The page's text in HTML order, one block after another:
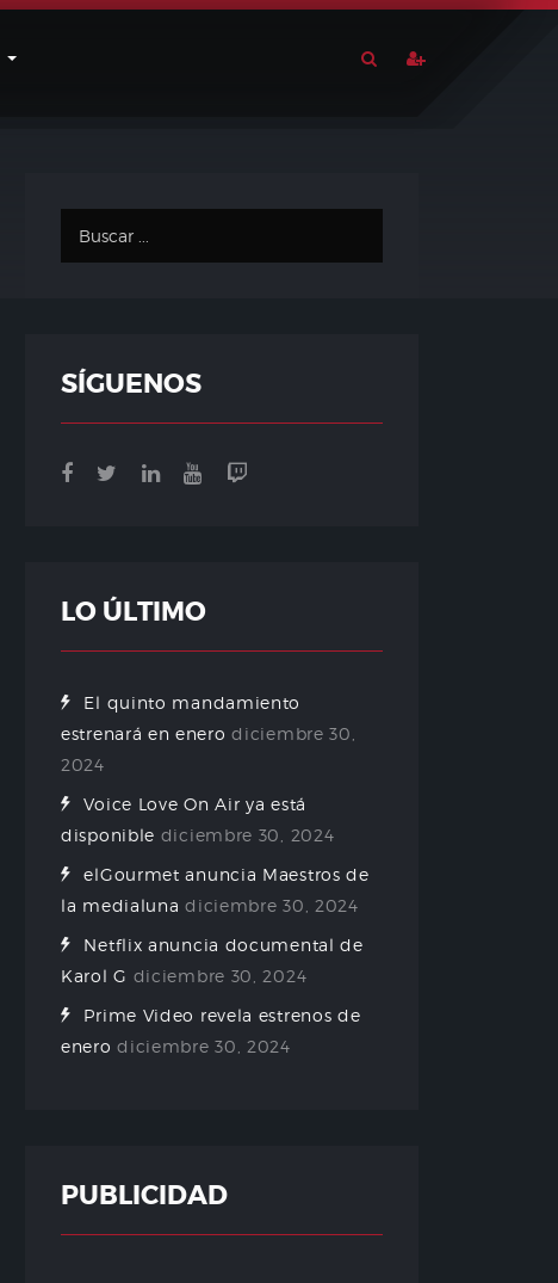
SÍGUENOS
LO ÚLTIMO
El quinto mandamiento
estrenará en enero diciembre 30,
2024
Voice Love On Air ya está
disponible diciembre 30, 2024
elGourmet anuncia Maestros de
la medialuna diciembre 30, 2024
Netflix anuncia documental de
Karol G diciembre 30, 2024
Prime Video revela estrenos de
enero diciembre 30, 2024
PUBLICIDAD